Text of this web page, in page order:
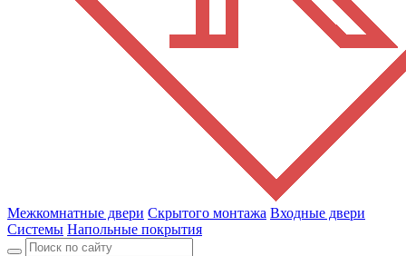
Межкомнатные двери Скрытого монтажа Входные двери
Системы Напольные покрытия